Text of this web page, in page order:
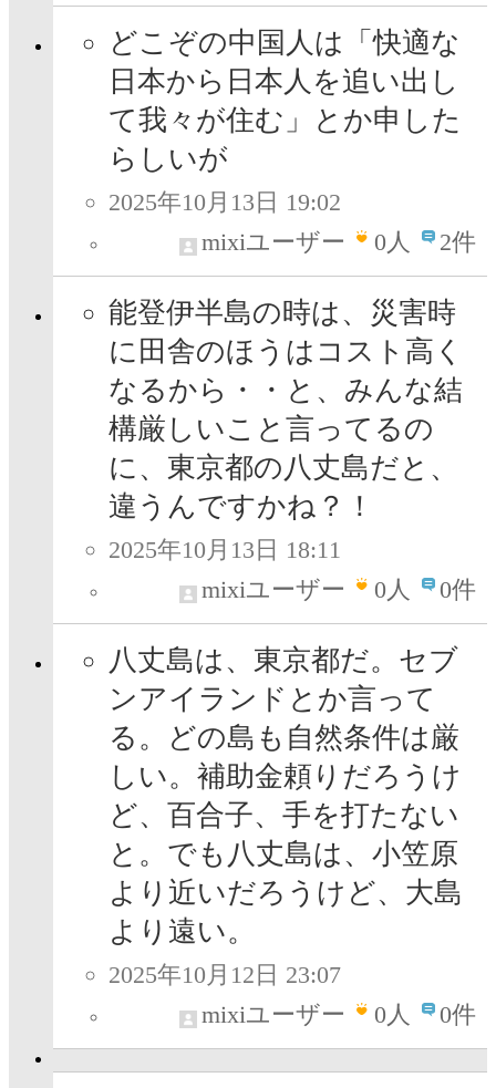
どこぞの中国人は「快適な
日本から日本人を追い出し
て我々が住む」とか申した
らしいが
2025年10月13日 19:02
mixiユーザー
0人 2件
能登伊半島の時は、災害時
に田舎のほうはコスト高く
なるから・・と、みんな結
構厳しいこと言ってるの
に、東京都の八丈島だと、
違うんですかね？！
2025年10月13日 18:11
mixiユーザー
0人 0件
八丈島は、東京都だ。セブ
ンアイランドとか言って
る。どの島も自然条件は厳
しい。補助金頼りだろうけ
ど、百合子、手を打たない
と。でも八丈島は、小笠原
より近いだろうけど、大島
より遠い。
2025年10月12日 23:07
mixiユーザー
0人 0件